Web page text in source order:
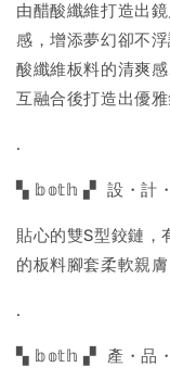
由醋酸纖維打造出
感，增添夢幻卻不
酸纖維板料的清爽
互融合後打造出優雅
.
▚ 𝕓𝕠𝕥𝕙 ▞ 設・計
貼心的雙S型鉸鏈，
的板料腳套柔軟親膚
.
▚ 𝕓𝕠𝕥𝕙 ▞ 產・品